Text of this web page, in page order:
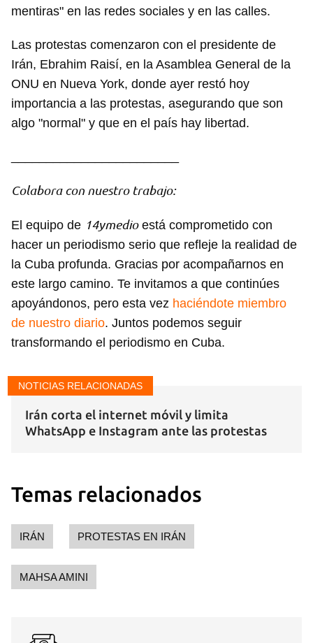
mentiras" en las redes sociales y en las calles.
Las protestas comenzaron con el presidente de
Irán, Ebrahim Raisí, en la Asamblea General de la
ONU en Nueva York, donde ayer restó hoy
importancia a las protestas, asegurando que son
algo "normal" y que en el país hay libertad.
Colabora con nuestro trabajo:
El equipo de 14ymedioestá comprometido con
hacer un periodismo serio que refleje la realidad de
la Cuba profunda. Gracias por acompañarnos en
este largo camino. Te invitamos a que continúes
apoyándonos, pero esta vez haciéndote miembro
de nuestro diario. Juntos podemos seguir
transformando el periodismo en Cuba.
NOTICIAS RELACIONADAS
Irán corta el internet móvil y limita
WhatsApp e Instagram ante las protestas
Temas relacionados
IRÁN PROTESTAS EN IRÁN
MAHSA AMINI